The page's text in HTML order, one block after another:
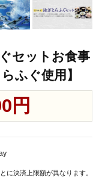
セットお食事
ふぐ使用】
円
に決済上限額が異なります。